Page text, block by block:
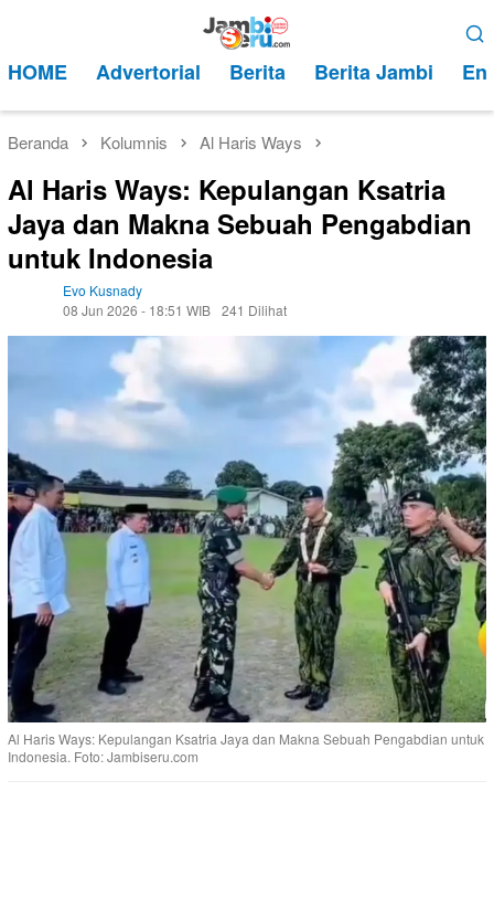
kontenMobile
HOME Advertorial Berita Berita Jambi
Beranda Kolumnis Al Haris Ways
Al Haris Ways: Kepulangan Ksatria
Jaya dan Makna Sebuah Pengabdian
untuk Indonesia
Evo Kusnady
08 Jun 2026 - 18:51 WIB 241 Dilihat
Al Haris Ways: Kepulangan Ksatria Jaya dan Makna Sebuah Pengabdian untuk
Indonesia. Foto: Jambiseru.com